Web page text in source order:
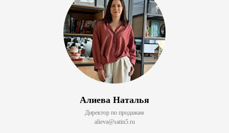
Алиева Наталья
Директор по продажам
alieva@satin5.ru